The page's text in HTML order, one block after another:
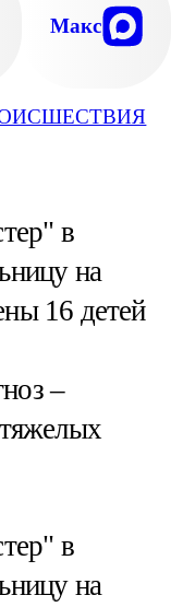
Макс
в
на
16 детей
–
в
на